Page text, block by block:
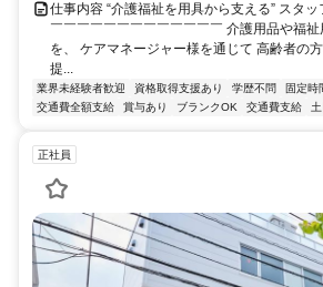
仕事内容 “介護福祉を用具から支える” スタ
￣￣￣￣￣￣￣￣￣￣￣￣￣ 介護用品や福
を、 ケアマネージャー様を通じて 高齢者の
提...
業界未経験者歓迎 資格取得支援あり 学歴不問 固定時
交通費全額支給
賞与あり ブランクOK 交通費支給
正社員